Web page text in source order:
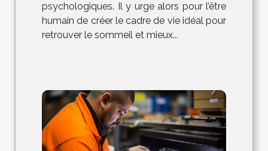
psychologiques. Il y urge alors pour l’être
humain de créer le cadre de vie idéal pour
retrouver le sommeil et mieux...